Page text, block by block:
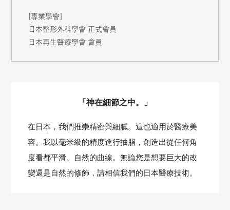
[專業學會]
日本整形外科學會 正式會員
日本再生醫療學會 會員
「神在細節之中。」
在日本，我們推崇精密與細膩。這也適用於醫療美
容。我以毫米級的精度進行抽脂，創造出從任何角
度看都平滑、自然的曲線。無論您是想要巨大的改
變還是自然的修飾，請相信我們的日本醫療技術。